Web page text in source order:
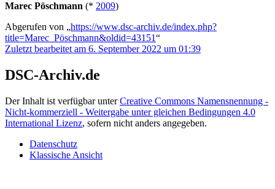
Marec Pöschmann (* 2009)
Abgerufen von „https://www.dsc-archiv.de/index.php?
title=Marec_Pöschmann&oldid=43151“
Zuletzt bearbeitet am 6. September 2022 um 01:39
DSC-Archiv.de
Der Inhalt ist verfügbar unterCreative Commons Namensnennung -
Nicht-kommerziell - Weitergabe unter gleichen Bedingungen 4.0
International Lizenz, sofern nicht anders angegeben.
Datenschutz
Klassische Ansicht